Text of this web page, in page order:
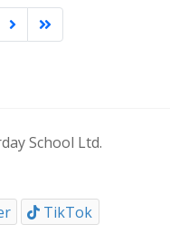
School Ltd.
TikTok